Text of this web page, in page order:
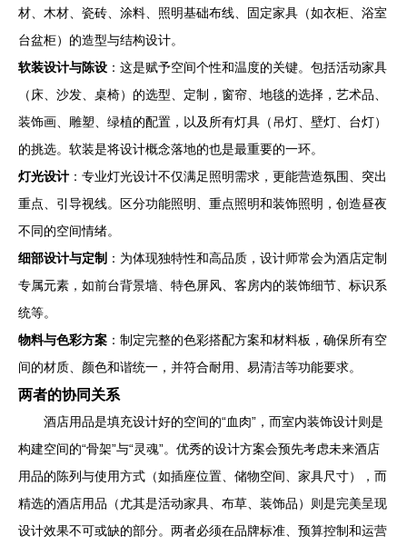
材、木材、瓷砖、涂料、照明基础布线、固定家具（如衣柜、浴室
台盆柜）的造型与结构设计。
软装设计与陈设 ：这是赋予空间个性和温度的关键。包括活动家具
（床、沙发、桌椅）的选型、定制，窗帘、地毯的选择，艺术品、
装饰画、雕塑、绿植的配置，以及所有灯具（吊灯、壁灯、台灯）
的挑选。软装是将设计概念落地的也是最重要的一环。
灯光设计 ：专业灯光设计不仅满足照明需求，更能营造氛围、突出
重点、引导视线。区分功能照明、重点照明和装饰照明，创造昼夜
不同的空间情绪。
细部设计与定制 ：为体现独特性和高品质，设计师常会为酒店定制
专属元素，如前台背景墙、特色屏风、客房内的装饰细节、标识系
统等。
物料与色彩方案 ：制定完整的色彩搭配方案和材料板，确保所有空
间的材质、颜色和谐统一，并符合耐用、易清洁等功能要求。
两者的协同关系
酒店用品是填充设计好的空间的“血肉”，而室内装饰设计则是
构建空间的“骨架”与“灵魂”。优秀的设计方案会预先考虑未来酒店
用品的陈列与使用方式（如插座位置、储物空间、家具尺寸），而
精选的酒店用品（尤其是活动家具、布草、装饰品）则是完美呈现
设计效果不可或缺的部分。两者必须在品牌标准、预算控制和运营